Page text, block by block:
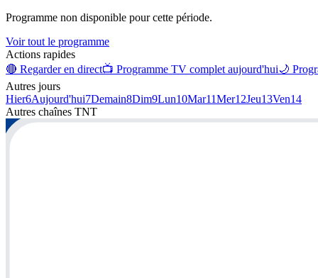
Programme non disponible pour cette période.
Voir tout le programme
Actions rapides
🔴 Regarder en direct📺 Programme TV complet aujourd'hui🌙
Autres jours
Hier6Aujourd'hui7Demain8Dim9Lun10Mar11Mer12Jeu13Ven14
Autres chaînes TNT